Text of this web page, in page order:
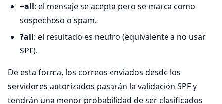
~all: el mensaje se acepta pero se marca como
sospechoso o spam.
?all: el resultado es neutro (equivalente a no usar
SPF).
De esta forma, los correos enviados desde los
servidores autorizados pasarán la validación SPF y
tendrán una menor probabilidad de ser clasificados